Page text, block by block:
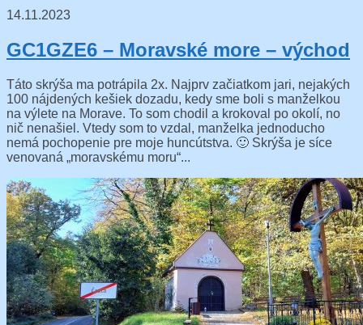
14.11.2023
GC1GZE6 – Moravské more – východ
Táto skrýša ma potrápila 2x. Najprv začiatkom jari, nejakých
100 nájdených kešiek dozadu, kedy sme boli s manželkou
na výlete na Morave. To som chodil a krokoval po okolí, no
nič nenašiel. Vtedy som to vzdal, manželka jednoducho
nemá pochopenie pre moje huncútstva. 🙂 Skrýša je síce
venovaná „moravskému moru“...